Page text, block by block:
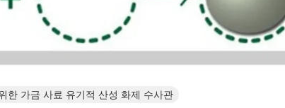
한 가금 사료 유기적 산성 화제 수사관